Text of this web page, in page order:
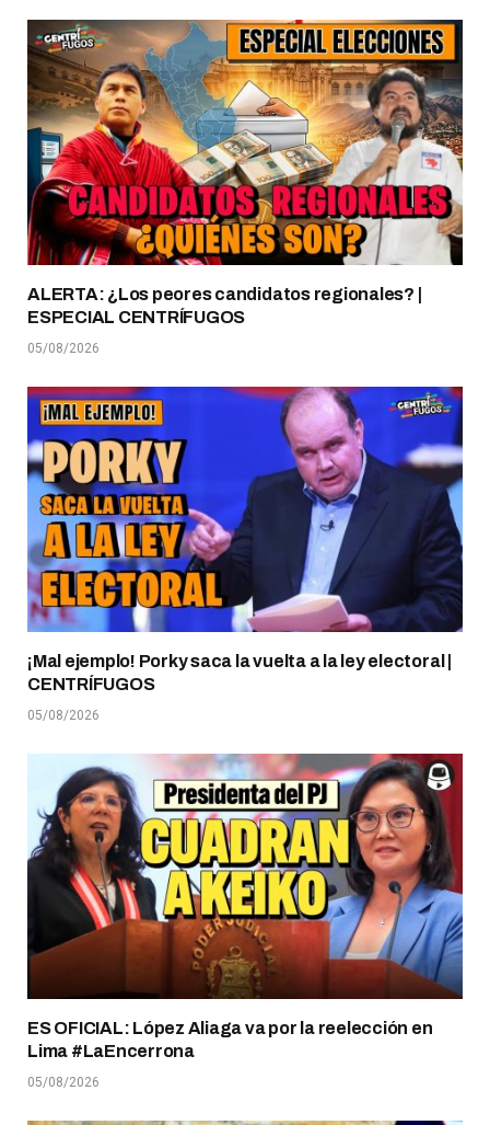
ALERTA: ¿Los peores candidatos regionales? |
ESPECIAL CENTRÍFUGOS
05/08/2026
¡Mal ejemplo! Porky saca la vuelta a la ley electoral |
CENTRÍFUGOS
05/08/2026
ES OFICIAL: López Aliaga va por la reelección en
Lima #LaEncerrona
05/08/2026